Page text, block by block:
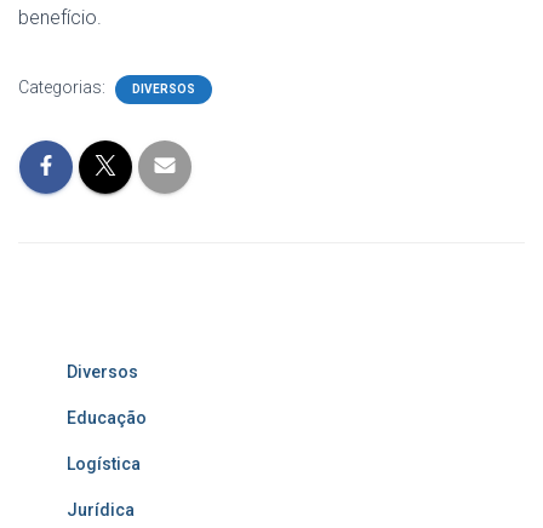
benefício.
Categorias: DIVERSOS
Diversos
Educação
Logística
Jurídica